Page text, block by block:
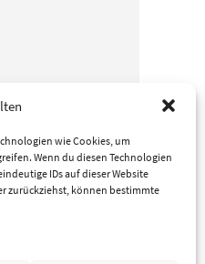
wie Cookies, um
Wenn du diesen Technologien
IDs auf dieser Website
zurückziehst, können bestimmte